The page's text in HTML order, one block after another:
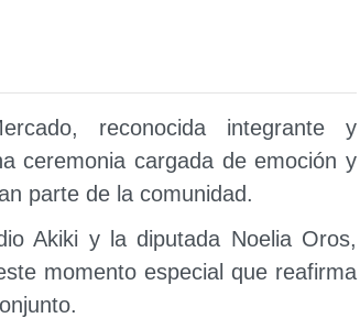
reconocida integrante y
ceremonia cargada de emoción y
parte de la comunidad.
Akiki y la diputada Noelia Oros,
momento especial que reafirma